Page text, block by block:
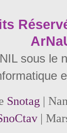
sous le
Snotag |
|